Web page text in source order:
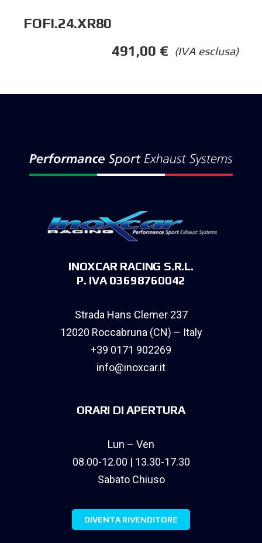
FOFI.24.XR80
(IVA esclusa)
491,00 €
INOXCAR RACING S.R.L.
P. IVA 03698760042
Strada Hans Clemer 237
12020 Roccabruna (CN) – Italy
+39 0171 902269
info@inoxcar.it
ORARI DI APERTURA
Lun – Ven
08.00-12.00 | 13.30-17.30
Sabato Chiuso
DIVENTA RIVENDITORE